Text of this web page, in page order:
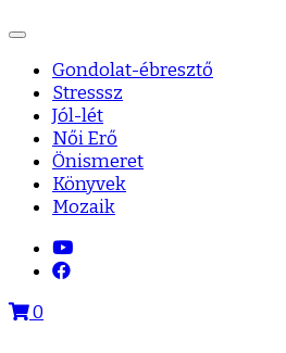
Gondolat-ébresztő
Stresssz
Jól-lét
Női Erő
Önismeret
Könyvek
Mozaik
0